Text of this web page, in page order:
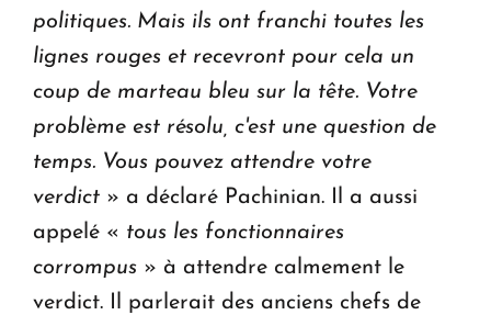
politiques. Mais ils ont franchi toutes les
lignes rouges et recevront pour cela un
coup de marteau bleu sur la tête. Votre
problème est résolu, c'est une question de
temps. Vous pouvez attendre votre
verdict » a déclaré Pachinian. Il a aussi
appelé « tous les fonctionnaires
corrompus » à attendre calmement le
verdict. Il parlerait des anciens chefs de